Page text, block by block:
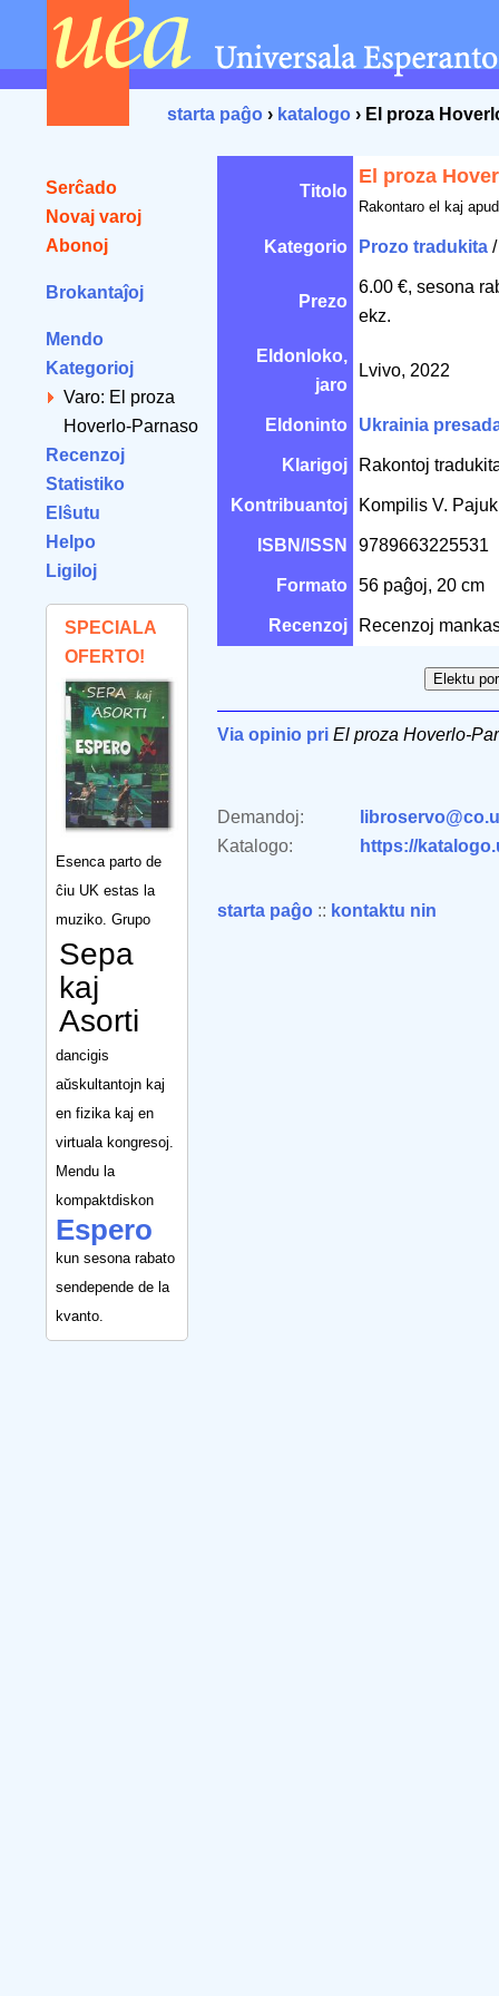
starta paĝo › katalogo › El proza
Serĉado
Novaj varoj
Abonoj
Brokantaĵoj
Mendo
Kategorioj
Varo: El proza
Hoverlo-Parnaso
Recenzoj
Statistiko
Elŝutu
Helpo
Ligiloj
SPECIALA
OFERTO!
Esenca parto de
ĉiu UK estas la
muziko. Grupo
Sepa
kaj
Asorti
dancigis
aŭskultantojn kaj
en fizika kaj en
virtuala kongresoj.
Mendu la
kompaktdiskon
Espero
kun sesona rabato
sendepende de la
kvanto.
Titolo
El proza
Rakontaro el kaj
Kategorio Prozo tradukita
Prezo
6.00 €, sesona
ekz.
Eldonloko,
jaro
Lvivo, 2022
Eldoninto Ukrainia
Klarigoj Rakontoj
Kontribuantoj Kompilis V.
ISBN/ISSN 9789663225531
Formato 56 paĝoj, 20 cm
Recenzoj Recenzoj
Via opinio pri El proza Hoverlo-
Demandoj:
Katalogo:
https://
starta paĝo :: kontaktu nin